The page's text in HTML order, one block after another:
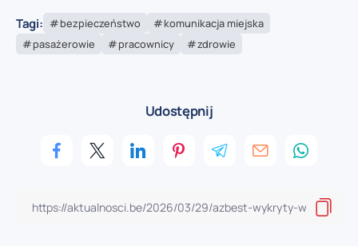
Tagi: bezpieczeństwo
komunikacja miejska
pasażerowie
pracownicy zdrowie
Udostępnij